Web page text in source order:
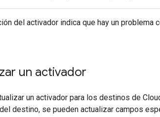
del activador indica que hay un problema
un activador
un activador para los destinos de
destino, se pueden actualizar campos